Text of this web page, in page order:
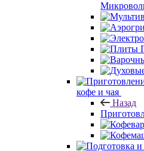
кофе и чая
Назад